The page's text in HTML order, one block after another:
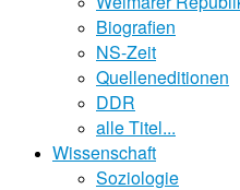
Biografien
NS-Zeit
Quelleneditionen
DDR
alle Titel...
Wissenschaft
Soziologie